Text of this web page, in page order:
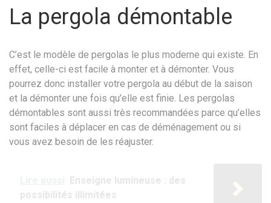
La pergola démontable
C’est le modèle de pergolas le plus moderne qui existe. En
effet, celle-ci est facile à monter et à démonter. Vous
pourrez donc installer votre pergola au début de la saison
et la démonter une fois qu’elle est finie. Les pergolas
démontables sont aussi très recommandées parce qu’elles
sont faciles à déplacer en cas de déménagement ou si
vous avez besoin de les réajuster.
Enseigne lumineuse : des
possibilités illimitées